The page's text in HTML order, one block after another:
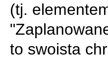
(tj.
to swoista